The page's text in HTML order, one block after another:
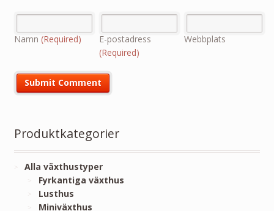
Namn (Required)
E-postadress
(Required)
Webbplats
Produktkategorier
Alla växthustyper
Fyrkantiga växthus
Lusthus
Miniväxthus